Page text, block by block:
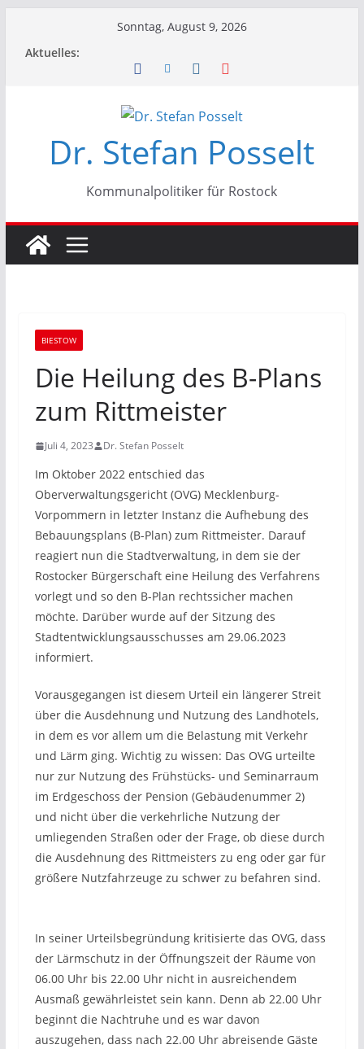
Sonntag, August 9, 2026
Aktuelles:
Dr. Stefan Posselt
Kommunalpolitiker für Rostock
BIESTOW
Die Heilung des B-Plans
zum Rittmeister
Juli 4, 2023 Dr. Stefan Posselt
Im Oktober 2022 entschied das
Oberverwaltungsgericht (OVG) Mecklenburg-
Vorpommern in letzter Instanz die Aufhebung des
Bebauungsplans (B-Plan) zum Rittmeister. Darauf
reagiert nun die Stadtverwaltung, in dem sie der
Rostocker Bürgerschaft eine Heilung des Verfahrens
vorlegt und so den B-Plan rechtssicher machen
möchte. Darüber wurde auf der Sitzung des
Stadtentwicklungsausschusses am 29.06.2023
informiert.
Vorausgegangen ist diesem Urteil ein längerer Streit
über die Ausdehnung und Nutzung des Landhotels,
in dem es vor allem um die Belastung mit Verkehr
und Lärm ging. Wichtig zu wissen: Das OVG urteilte
nur zur Nutzung des Frühstücks- und Seminarraum
im Erdgeschoss der Pension (Gebäudenummer 2)
und nicht über die verkehrliche Nutzung der
umliegenden Straßen oder der Frage, ob diese durch
die Ausdehnung des Rittmeisters zu eng oder gar für
größere Nutzfahrzeuge zu schwer zu befahren sind.
In seiner Urteilsbegründung kritisierte das OVG, dass
der Lärmschutz in der Öffnungszeit der Räume von
06.00 Uhr bis 22.00 Uhr nicht in ausreichendem
Ausmaß gewährleistet sein kann. Denn ab 22.00 Uhr
beginnt die Nachtruhe und es war davon
auszugehen, dass nach 22.00 Uhr abreisende Gäste